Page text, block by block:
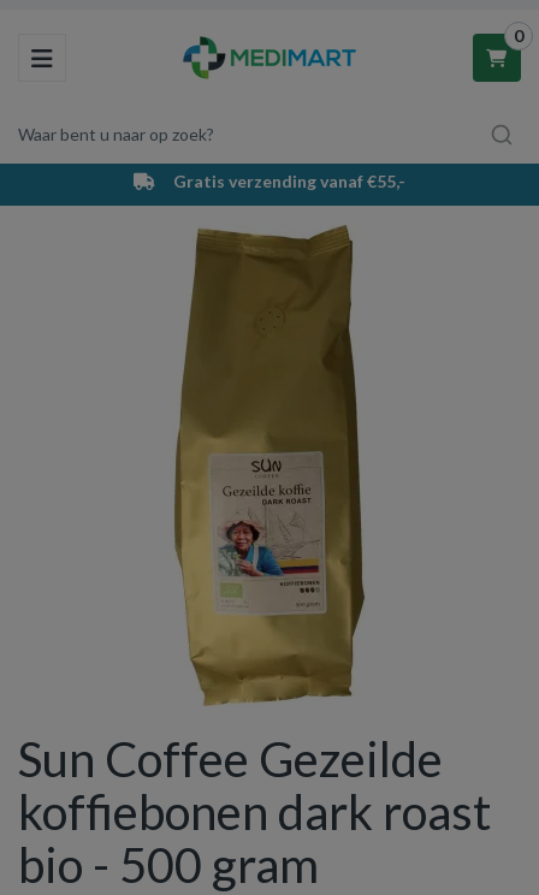
Toggle navigation
Waar bent u naar op zoek?
0
Winkelwagen
Uw winkelwagen is leeg.
Vul hem met producten.
Gratis verzending vanaf €55,-
Sun Coffee Gezeilde
koffiebonen dark roast
bio - 500 gram